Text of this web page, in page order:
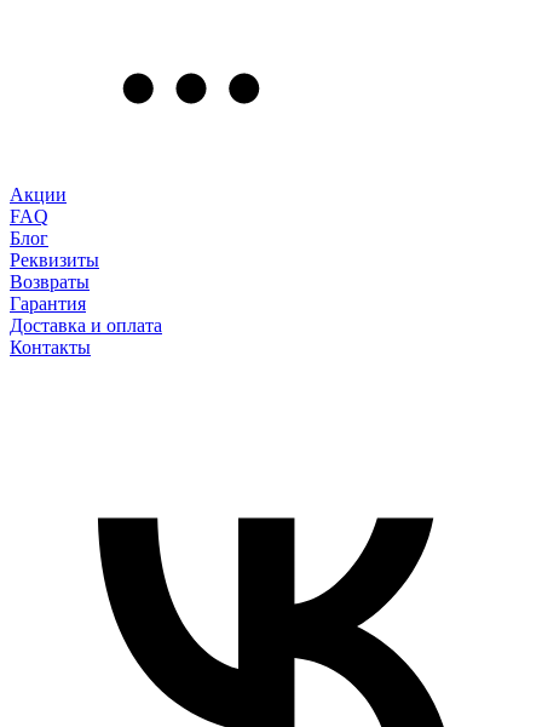
Акции
FAQ
Блог
Реквизиты
Возвраты
Гарантия
Доставка и оплата
Контакты